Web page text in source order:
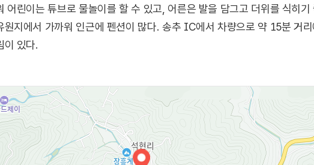
어린이는 튜브로 물놀이를 할 수 있고, 어른은 발을 담그고 더위를 식히
원지에서 가까워 인근에 펜션이 많다. 송추 IC에서 차량으로 약 15분 거
이 있다.